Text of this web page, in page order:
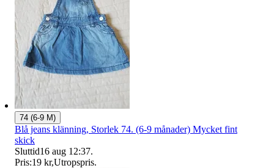
74 (6-9 M)
Blå jeans klänning, Storlek 74. (6-9 månader) Mycket fint
skick
Sluttid16 aug 12:37.
Pris:19 kr,Utropspris.